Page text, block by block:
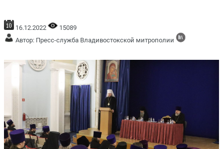
16.12.2022
15089
Автор: Пресс-служба Владивостокской митрополии